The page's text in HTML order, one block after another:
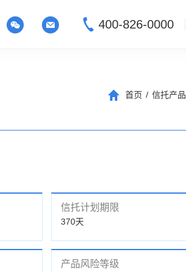
400-826-0000
首页 / 信托产品
信托计划期限
370天
产品风险等级